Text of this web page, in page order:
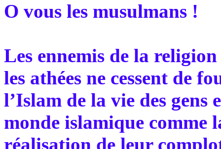
O vous les musulmans !
Les ennemis de la
les athées ne cessent de
l’Islam de la vie des gens
monde islamique comme
réalisation de leur